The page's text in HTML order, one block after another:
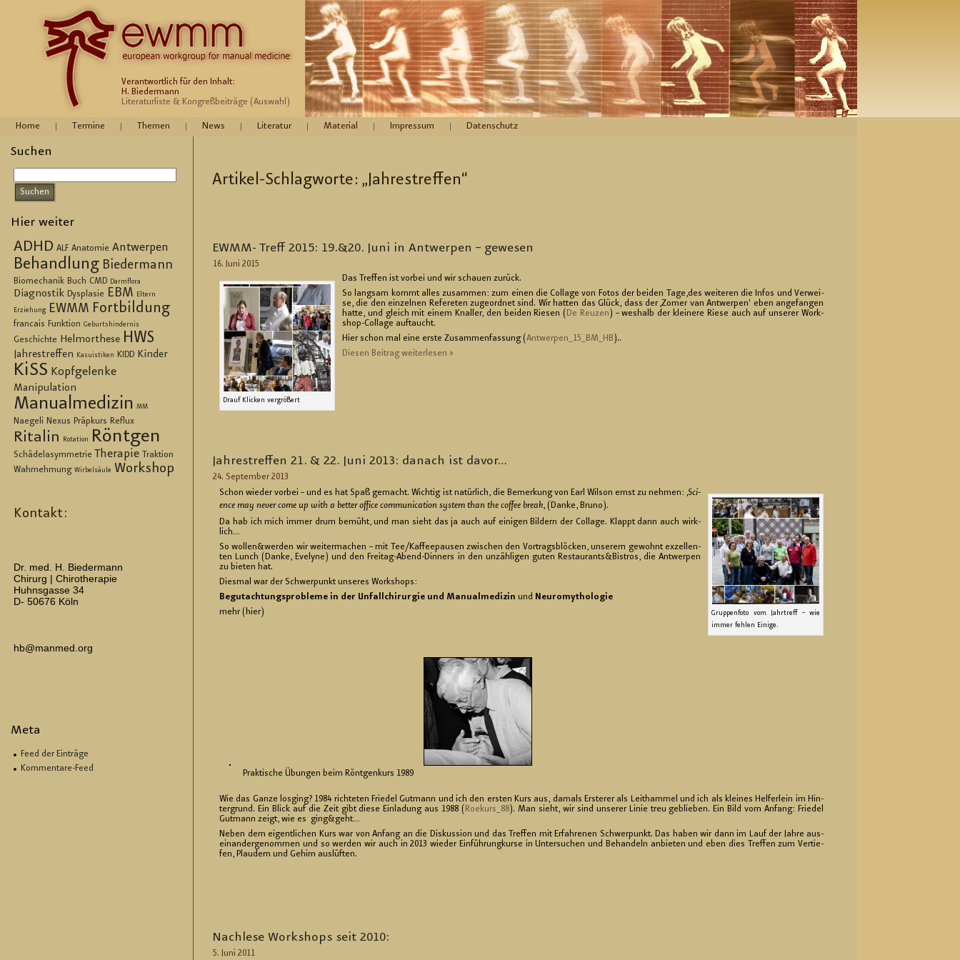
Verantwortlich für den Inhalt:
H. Biedermann
Literaturliste & Kongreßbeiträge (Auswahl)
Home Termine Themen News Literatur Material Impressum Datenschutz
Suchen
Hier weiter
ADHD ALF Anatomie Antwerpen
Behandlung Biedermann
Biomechanik Buch CMD Darmflora
Diagnostik Dysplasie EBM Eltern
Erziehung EWMM Fortbildung
francais Funktion Geburtshindernis
Geschichte Helmorthese HWS
Jahrestreffen Kasuistiken KIDD Kinder
KiSS Kopfgelenke
Manipulation
Manualmedizin MM
Naegeli Nexus Präpkurs Reflux
Ritalin Rotation Röntgen
Schädelasymmetrie Therapie Traktion
Wahrnehmung Wirbelsäule Workshop
Kontakt:
Dr. med. H. Biedermann
Chirurg | Chirotherapie
Huhnsgasse 34
D- 50676 Köln
hb@manmed.org
Meta
Feed der Einträge
Kommentare-Feed
Ar­ti­kel-Schlag­wor­te: „Jah­res­tref­fen“
EWMM- Treff 2015: 19.&20. Juni in Ant­wer­pen – ge­we­sen
16. Juni 2015
Drauf Kli­cken ver­grö­ßert
Das Tref­fen ist vor­bei und wir schau­en zu­rück.
So lang­sam kommt alles zu­sam­men: zum einen die Col­la­ge von Fotos der bei­den Tage,des wei­te­ren die Infos und Ver­wei­
se, die den ein­zel­nen Re­fe­re­ten zu­ge­ord­net sind. Wir hat­ten das Glück, dass der ‚Zomer van Ant­wer­pen‘ eben an­ge­fan­gen
hatte, und gleich mit einem Knal­ler, den bei­den Rie­sen ( De Reu­zen ) – wes­halb der klei­ne­re Riese auch auf un­se­rer Work­
shop-Col­la­ge auf­taucht.
Hier schon mal eine erste Zu­sam­men­fas­sung (Ant­wer­pen_15_B­M_HB )..
Die­sen Bei­trag wei­ter­le­sen »
Jah­res­tref­fen 21. & 22. Juni 2013: da­nach ist davor…
24. Sep­tem­ber 2013
Grup­pen­fo­to vom Jahr­treff – wie
immer feh­len Ei­ni­ge.
Schon wie­der vor­bei – und es hat Spaß ge­macht. Wich­tig ist na­tür­lich, die Be­mer­kung von Earl Wil­son ernst zu neh­men: ‚Sci­
ence may never come up with a bet­ter of­fice com­mu­ni­ca­ti­on sys­tem than the cof­fee break‚ (Danke, Bruno).
Da hab ich mich immer drum be­müht, und man sieht das ja auch auf ei­ni­gen Bil­dern der Col­la­ge. Klappt dann auch wirk­
lich…
So wol­len&wer­den wir wei­ter­ma­chen – mit Tee/Kaf­fee­pau­sen zwi­schen den Vor­trags­blö­cken, un­se­rem ge­wohnt ex­zel­len­
ten Lunch (Danke, Eve­ly­ne) und den Frei­tag-Abend-Din­ners in den un­zäh­li­gen guten Re­stau­rants&Bis­tros, die Ant­wer­pen
zu bie­ten hat.
Dies­mal war der Schwer­punkt un­se­res Work­shops:
Be­gut­ach­tungs­pro­ble­me in der Un­fall­chir­ur­gie und Ma­nu­al­me­di­zin und Neu­ro­my­thologie
mehr (hier)
Prak­ti­sche Übun­gen beim Rönt­gen­kurs 1989
Wie das Ganze los­ging? 1984 rich­te­ten Frie­del Gut­mann und ich den ers­ten Kurs aus, da­mals Ers­te­rer als Leit­ham­mel und ich als klei­nes Hel­fer­lein im Hin­
ter­grund. Ein Blick auf die Zeit gibt diese Ein­la­dung aus 1988 ( Ro­ekur­s_88). Man sieht, wir sind un­se­rer Linie treu ge­blie­ben. Ein Bild vom An­fang: Frie­del
Gut­mann zeigt, wie es ging&geht…
Neben dem ei­gent­li­chen Kurs war von An­fang an die Dis­kus­si­on und das Tref­fen mit Er­fah­re­nen Schwer­punkt. Das haben wir dann im Lauf der Jahre aus­
ein­an­der­ge­nom­men und so wer­den wir auch in 2013 wie­der Ein­füh­rung­kur­se in Un­ter­su­chen und Be­han­deln an­bie­ten und eben dies Tref­fen zum Ver­tie­
fen, Plau­dern und Ge­hirn aus­lüf­ten.
Nach­le­se Work­shops seit 2010:
5. Juni 2011